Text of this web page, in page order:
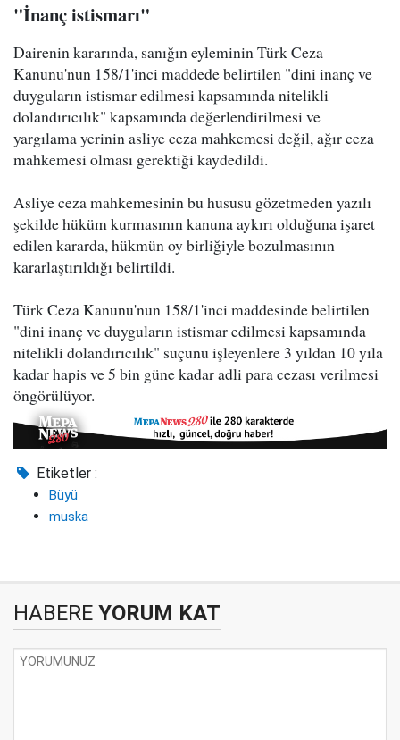
"İnanç istismarı"
Dairenin kararında, sanığın eyleminin Türk Ceza
Kanunu'nun 158/1'inci maddede belirtilen "dini inanç ve
duyguların istismar edilmesi kapsamında nitelikli
dolandırıcılık" kapsamında değerlendirilmesi ve
yargılama yerinin asliye ceza mahkemesi değil, ağır ceza
mahkemesi olması gerektiği kaydedildi.
Asliye ceza mahkemesinin bu hususu gözetmeden yazılı
şekilde hüküm kurmasının kanuna aykırı olduğuna işaret
edilen kararda, hükmün oy birliğiyle bozulmasının
kararlaştırıldığı belirtildi.
Türk Ceza Kanunu'nun 158/1'inci maddesinde belirtilen
"dini inanç ve duyguların istismar edilmesi kapsamında
nitelikli dolandırıcılık" suçunu işleyenlere 3 yıldan 10 yıla
kadar hapis ve 5 bin güne kadar adli para cezası verilmesi
öngörülüyor.
Etiketler :
Büyü
muska
HABERE YORUM KAT